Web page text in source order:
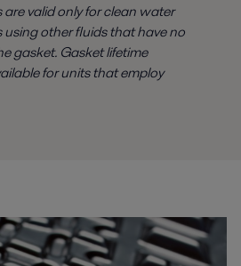
valid only for clean water
other fluids that have no
gasket. Gasket lifetime
for units that employ